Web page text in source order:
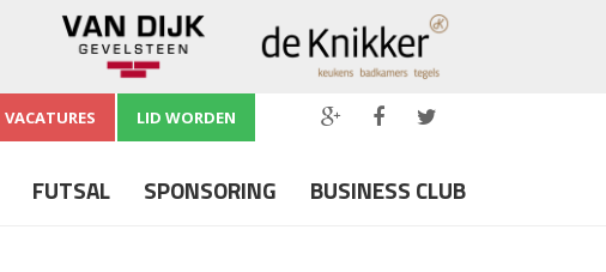
VACATURES LID WORDEN
FUTSAL SPONSORING BUSINESS CLUB